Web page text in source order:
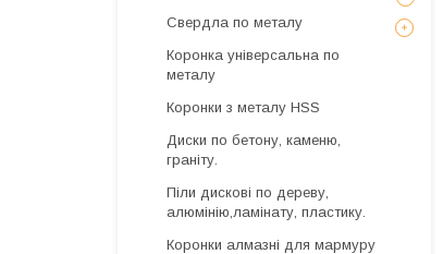
Свердла по металу
Коронка універсальна по
металу
Коронки з металу HSS
Диски по бетону, каменю,
граніту.
Піли дискові по дереву,
алюмінію,ламінату, пластику.
Коронки алмазні для мармуру